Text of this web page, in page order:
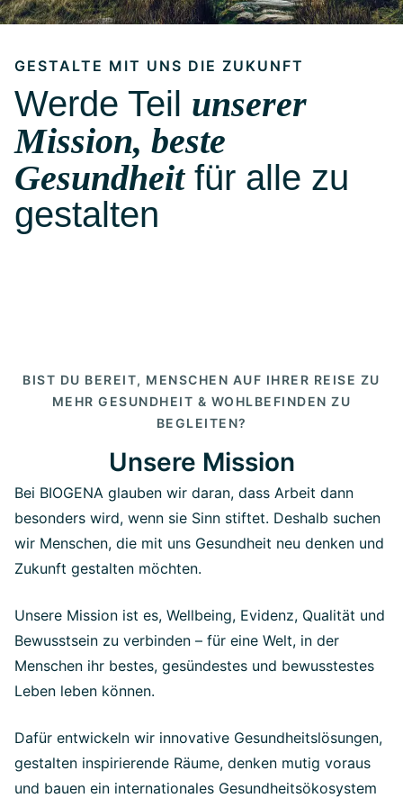
GESTALTE MIT UNS DIE ZUKUNFT
Werde Teil unserer
Mission, beste
Gesundheitfür alle zu
gestalten
BIST DU BEREIT, MENSCHEN AUF IHRER REISE ZU
MEHR GESUNDHEIT & WOHLBEFINDEN ZU
BEGLEITEN?
Unsere Mission
Bei BIOGENA glauben wir daran, dass Arbeit dann
besonders wird, wenn sie Sinn stiftet. Deshalb suchen
wir Menschen, die mit uns Gesundheit neu denken und
Zukunft gestalten möchten.
Unsere Mission ist es, Wellbeing, Evidenz, Qualität und
Bewusstsein zu verbinden – für eine Welt, in der
Menschen ihr bestes, gesündestes und bewusstestes
Leben leben können.
Dafür entwickeln wir innovative Gesundheitslösungen,
gestalten inspirierende Räume, denken mutig voraus
und bauen ein internationales Gesundheitsökosystem